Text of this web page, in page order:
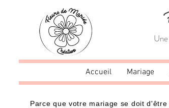
Accueil Mariage
Parce que votre mariage se doit